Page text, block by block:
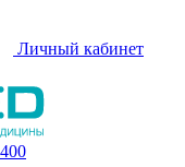
Личный кабинет